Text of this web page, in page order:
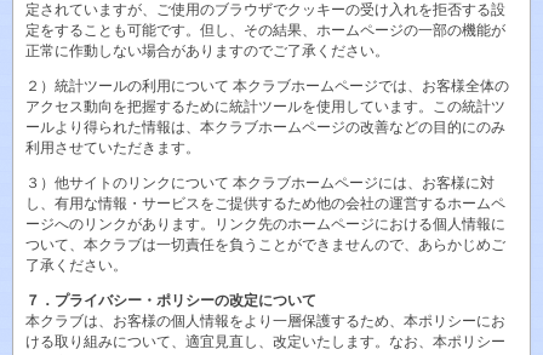
定されていますが、ご使用のブラウザでクッキーの受け入れを拒否する設
定をすることも可能です。但し、その結果、ホームページの一部の機能が
正常に作動しない場合がありますのでご了承ください。
２）統計ツールの利用について 本クラブホームページでは、お客様全体の
アクセス動向を把握するために統計ツールを使用しています。この統計ツ
ールより得られた情報は、本クラブホームページの改善などの目的にのみ
利用させていただきます。
３）他サイトのリンクについて 本クラブホームページには、お客様に対
し、有用な情報・サービスをご提供するため他の会社の運営するホームペ
ージへのリンクがあります。リンク先のホームページにおける個人情報に
ついて、本クラブは一切責任を負うことができませんので、あらかじめご
了承ください。
７．プライバシー・ポリシーの改定について
本クラブは、お客様の個人情報をより一層保護するため、本ポリシーにお
ける取り組みについて、適宜見直し、改定いたします。なお、本ポリシー